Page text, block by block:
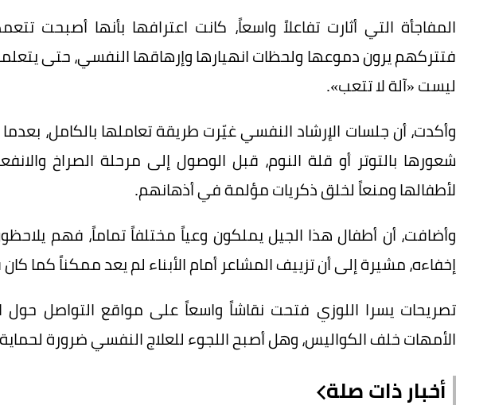
المفاجأة التي أثارت تفاعلاً واسعاً، كانت اعترافها بأنها أصبحت
فتتركهم يرون دموعها ولحظات انهيارها وإرهاقها النفسي، حتى
ليست «آلة لا تتعب».
وأكدت، أن جلسات الإرشاد النفسي غيّرت طريقة تعاملها بالكامل،
شعورها بالتوتر أو قلة النوم، قبل الوصول إلى مرحلة الصراخ
لأطفالها ومنعاً لخلق ذكريات مؤلمة في أذهانهم.
وأضافت، أن أطفال هذا الجيل يملكون وعياً مختلفاً تماماً، فهم
إخفاءه، مشيرة إلى أن تزييف المشاعر أمام الأبناء لم يعد ممكناً كما
تصريحات يسرا اللوزي فتحت نقاشاً واسعاً على مواقع التواصل
الأمهات خلف الكواليس، وهل أصبح اللجوء للعلاج النفسي ضرورة لحماية
أخبار ذات صلة